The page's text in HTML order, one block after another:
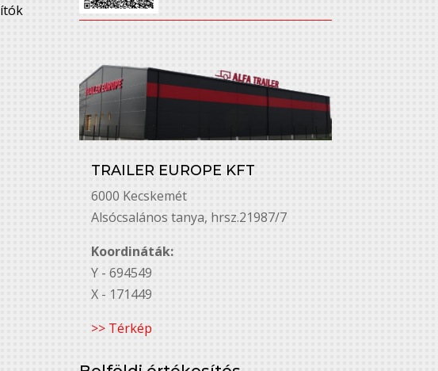
TRAILER EUROPE KFT
6000 Kecskemét
Alsó￳csalános tanya, hrsz.21987/7
Koordináták:
Y - 694549
X - 171449
>> Térkép